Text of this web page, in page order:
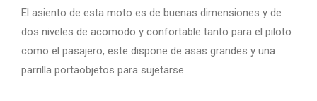
El asiento de esta moto es de buenas dimensiones y de
dos niveles de acomodo y confortable tanto para el piloto
como el pasajero, este dispone de asas grandes y una
parrilla portaobjetos para sujetarse.